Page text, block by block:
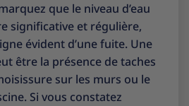
que le niveau d’eau
significative et régulière,
évident d’une fuite. Une
être la présence de taches
sur les murs ou le
Si vous constatez